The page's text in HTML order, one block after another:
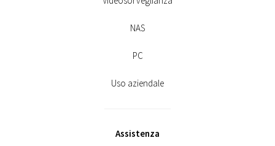
NAS
PC
Uso aziendale
Assistenza